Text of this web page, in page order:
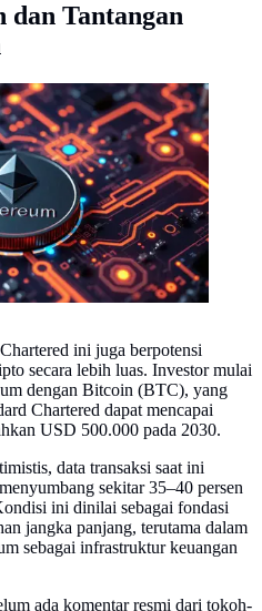
dan Tantangan
(ETH). (Foto by AI)
ini juga berpotensi
secara lebih luas. Investor mulai
dengan Bitcoin (BTC), yang
Chartered dapat mencapai
USD 500.000 pada 2030.
data transaksi saat ini
sekitar 35–40 persen
ini dinilai sebagai fondasi
jangka panjang, terutama dalam
sebagai infrastruktur keuangan
ada komentar resmi dari tokoh-